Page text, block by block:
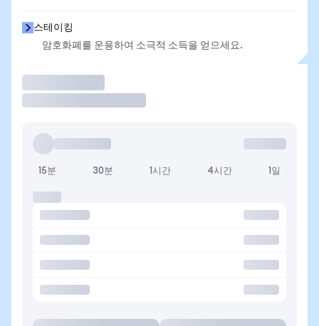
스테이킹
암호화폐를 운용하여 소극적 소득을 얻으세요.
15분 30분 1시간 4시간 1일